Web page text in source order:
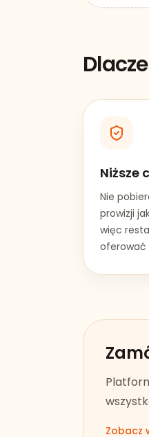
Niższe
Nie
prowizji
więc
oferować
Zobacz